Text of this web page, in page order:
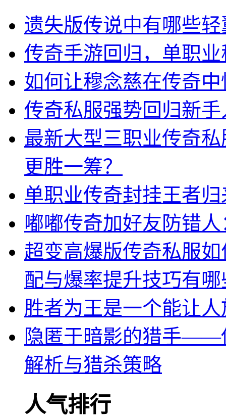
遗失版传说中有哪些
传奇手游回归，单职
如何让穆念慈在传奇
传奇私服强势回归新
最新大型三职业传奇
更胜一筹？
单职业传奇封挂王者
嘟嘟传奇加好友防错
超变高爆版传奇私服
配与爆率提升技巧有哪
胜者为王是一个能让
隐匿于暗影的猎手——
解析与猎杀策略
人气排行